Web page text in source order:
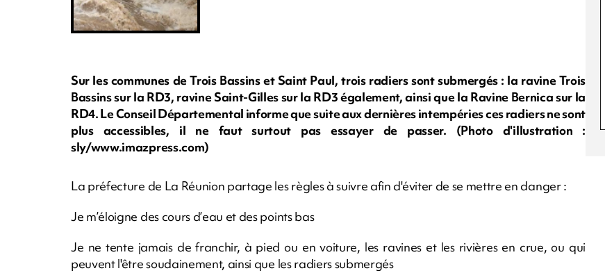
Sur les communes de Trois Bassins et Saint Paul, trois radiers sont submergés : la ravine Trois
Bassins sur la RD3, ravine Saint-Gilles sur la RD3 également, ainsi que la Ravine Bernica sur la
RD4. Le Conseil Départemental informe que suite aux dernières intempéries ces radiers ne sont
plus accessibles, il ne faut surtout pas essayer de passer. (Photo d'illustration :
sly/www.imazpress.com)
La préfecture de La Réunion partage les règles à suivre afin d'éviter de se mettre en danger :
Je m’éloigne des cours d’eau et des points bas
Je ne tente jamais de franchir, à pied ou en voiture, les ravines et les rivières en crue, ou qui
peuvent l'être soudainement, ainsi que les radiers submergés